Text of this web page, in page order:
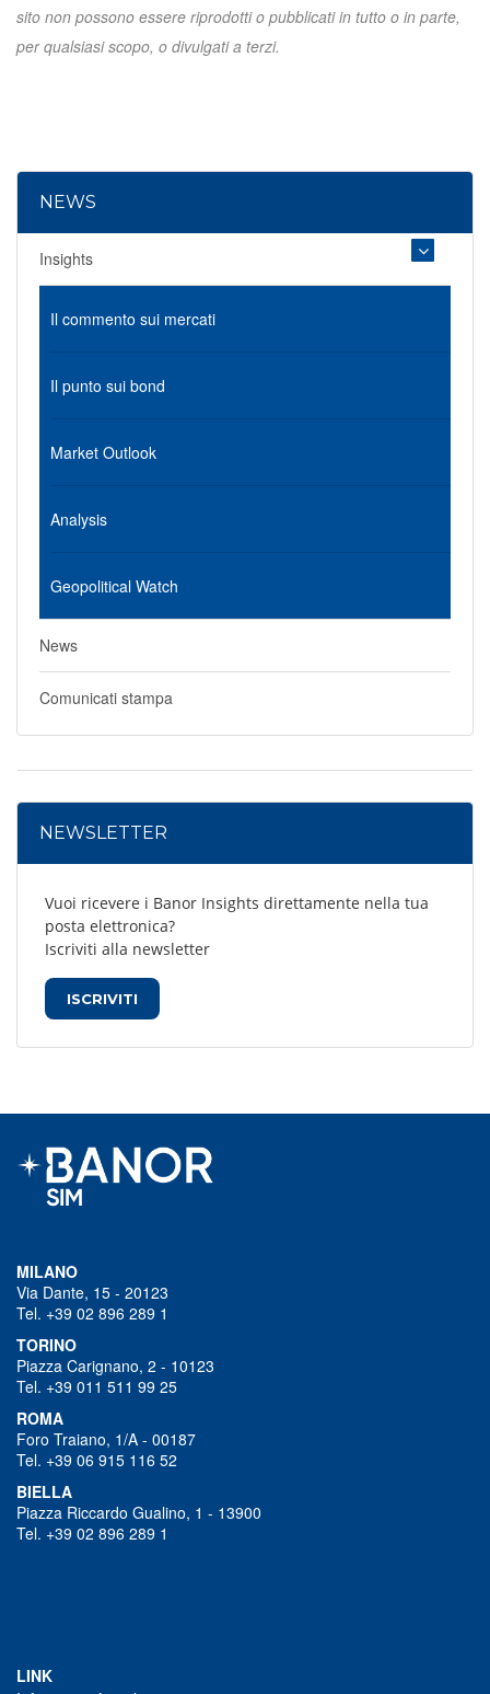
sito non possono essere riprodotti o pubblicati in tutto o in parte,
per qualsiasi scopo, o divulgati a terzi.
NEWS
Insights
Il commento sui mercati
Il punto sui bond
Market Outlook
Analysis
Geopolitical Watch
News
Comunicati stampa
NEWSLETTER
Vuoi ricevere i Banor Insights direttamente nella tua
posta elettronica?
Iscriviti alla newsletter
ISCRIVITI
MILANO
Via Dante, 15 - 20123
Tel. +39 02 896 289 1
TORINO
Piazza Carignano, 2 - 10123
Tel. +39 011 511 99 25
ROMA
Foro Traiano, 1/A - 00187
Tel. +39 06 915 116 52
BIELLA
Piazza Riccardo Gualino, 1 - 13900
Tel. +39 02 896 289 1
LINK